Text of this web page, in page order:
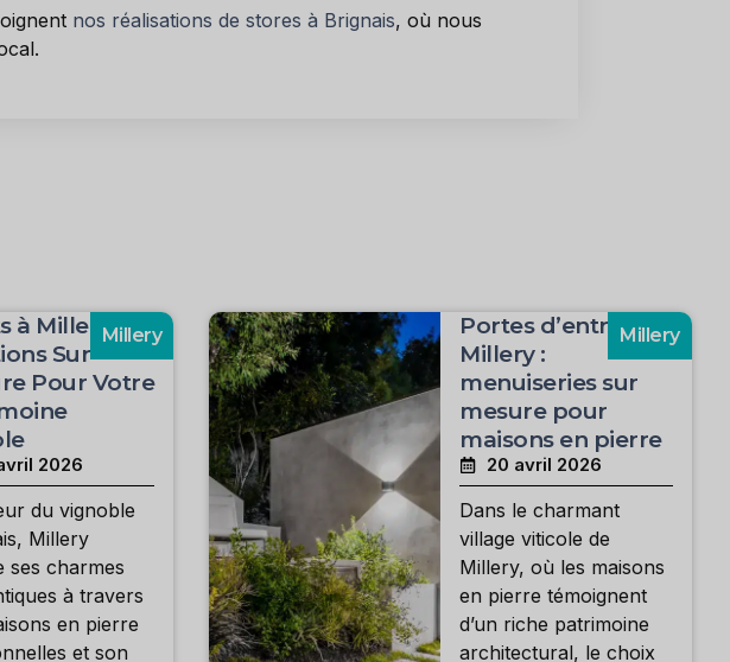
nos réalisations de stores à Brignais, où nous
Millery
à Millery :
Sur
Pour Votre
2026
du vignoble
Millery
ses charmes
à travers
en pierre
et son
Millery
Portes d’entrée à
Millery :
menuiseries sur
mesure pour
maisons en pierre
20 avril 2026
Dans le charmant
village viticole de
Millery, où les maisons
en pierre témoignent
d’un riche patrimoine
architectural, le choix